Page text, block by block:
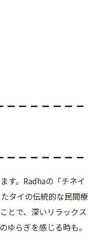
す。Radhaの「チネイ
タイの伝統的な民間療
とで、深いリラックス
ゆらぎを感じる時も。